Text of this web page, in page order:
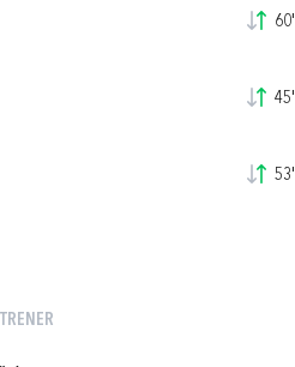
60'
45'
53'
TRENER